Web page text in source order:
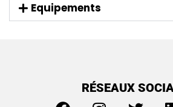
Equipements
RÉSEAUX